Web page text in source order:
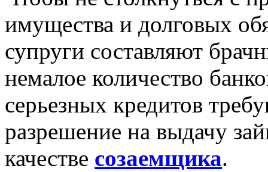
имущества и долговых
супруги составляют
немалое количество
серьезных кредитов
разрешение на выдачу
качестве созаемщика.